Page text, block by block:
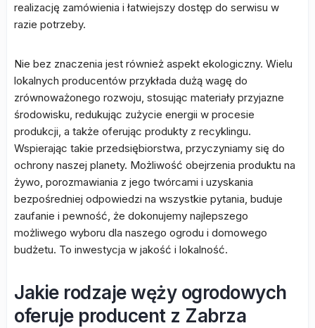
realizację zamówienia i łatwiejszy dostęp do serwisu w
razie potrzeby.
Nie bez znaczenia jest również aspekt ekologiczny. Wielu
lokalnych producentów przykłada dużą wagę do
zrównoważonego rozwoju, stosując materiały przyjazne
środowisku, redukując zużycie energii w procesie
produkcji, a także oferując produkty z recyklingu.
Wspierając takie przedsiębiorstwa, przyczyniamy się do
ochrony naszej planety. Możliwość obejrzenia produktu na
żywo, porozmawiania z jego twórcami i uzyskania
bezpośredniej odpowiedzi na wszystkie pytania, buduje
zaufanie i pewność, że dokonujemy najlepszego
możliwego wyboru dla naszego ogrodu i domowego
budżetu. To inwestycja w jakość i lokalność.
Jakie rodzaje węży ogrodowych
oferuje producent z Zabrza